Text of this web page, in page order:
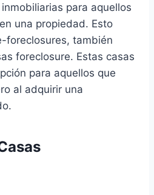
para aquellos
una propiedad. Esto
foreclosures, también
foreclosure. Estas casas
para aquellos que
al adquirir una